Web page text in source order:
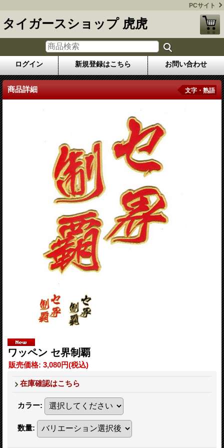
PCサイト
タイガースショップ 虎虎
ログイン 新規登録はこちら お問い合わせ
商品詳細 文字・熟語
ワッペン セ界制覇
販売価格: 3,080円(税込)
在庫確認はこちら
カラー:
数量: